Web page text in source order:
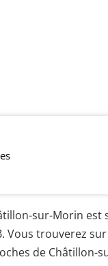
sur-Morin est
Vous trouverez
de Châtillon-